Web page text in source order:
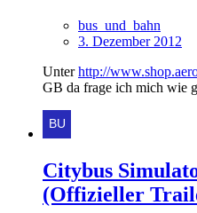
bus_und_bahn
3. Dezember 2012
Unterhttp://
GB da frage ich mich wie
Citybus
(Offizieller